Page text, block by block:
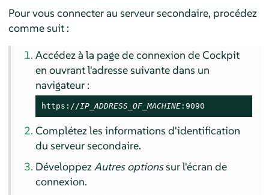
Pour vous connecter au serveur secondaire, procédez
comme suit :
Accédez à la page de connexion de Cockpit
en ouvrant l'adresse suivante dans un
navigateur :
https://IP_ADDRESS_OF_MACHINE :9090
Complétez les informations d'identification
du serveur secondaire.
DéveloppezAutres optionssur l'écran de
connexion.